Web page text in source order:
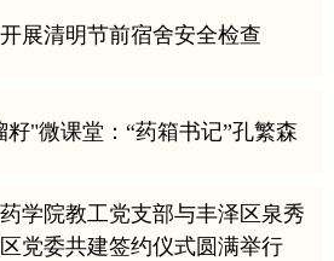
展清明节前宿舍安全检查
"微课堂：“药箱书记”孔繁森
学院教工党支部与丰泽区泉秀
党委共建签约仪式圆满举行